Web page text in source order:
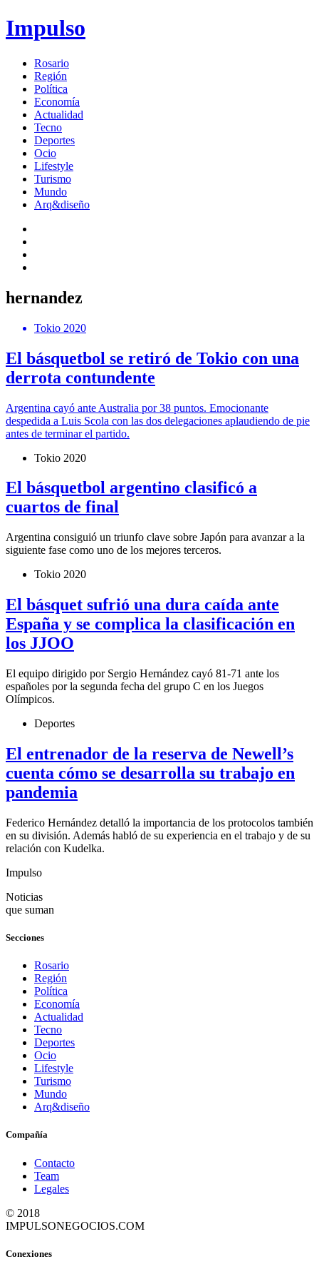
Impulso
Rosario
Región
Política
Economía
Actualidad
Tecno
Deportes
Ocio
Lifestyle
Turismo
Mundo
Arq&diseño
hernandez
Tokio 2020
El básquetbol se retiró de Tokio con una
derrota contundente
Argentina cayó ante Australia por 38 puntos. Emocionante
despedida a Luis Scola con las dos delegaciones aplaudiendo de pie
antes de terminar el partido.
Tokio 2020
El básquetbol argentino clasificó a
cuartos de final
Argentina consiguió un triunfo clave sobre Japón para avanzar a la
siguiente fase como uno de los mejores terceros.
Tokio 2020
El básquet sufrió una dura caída ante
España y se complica la clasificación en
los JJOO
El equipo dirigido por Sergio Hernández cayó 81-71 ante los
españoles por la segunda fecha del grupo C en los Juegos
Olímpicos.
Deportes
El entrenador de la reserva de Newell’s
cuenta cómo se desarrolla su trabajo en
pandemia
Federico Hernández detalló la importancia de los protocolos también
en su división. Además habló de su experiencia en el trabajo y de su
relación con Kudelka.
Impulso
Noticias
que suman
Secciones
Rosario
Región
Política
Economía
Actualidad
Tecno
Deportes
Ocio
Lifestyle
Turismo
Mundo
Arq&diseño
Compañía
Contacto
Team
Legales
© 2018
IMPULSONEGOCIOS.COM
Conexiones